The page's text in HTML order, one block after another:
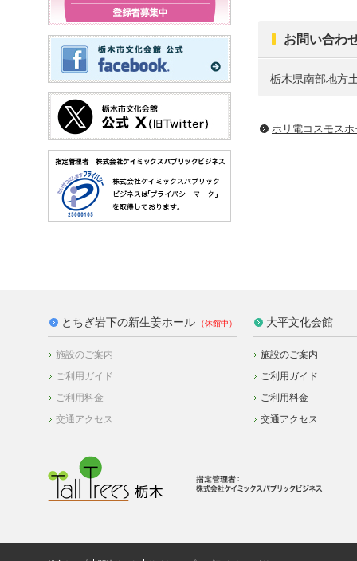
お問い合わ
栃木県南部地方
ホリ電コスモス
とちぎ岩下の新生姜ホール
施設のご案内
ご利用ガイド
ご利用料金
交通アクセス
大平文化会館
施設のご案内
ご利用ガイド
ご利用料金
交通アクセス